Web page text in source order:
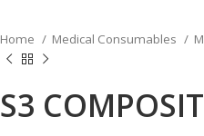
Home Medical Consumables
S3